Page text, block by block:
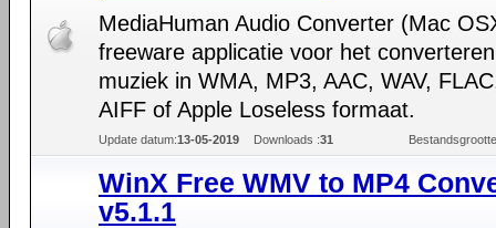
MediaHuman Audio Converter (Mac
freeware applicatie voor het
muziek in WMA, MP3, AAC, WAV,
AIFF of Apple Loseless formaat.
Update datum:13-05-2019 Downloads :31
WinX Free WMV to MP4
v5.1.1